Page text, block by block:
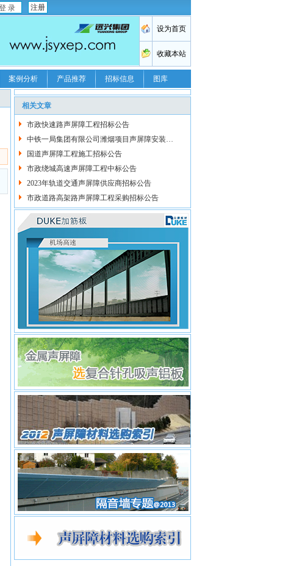
注册
案例分析 产品推荐 招标信息 图库
相关文章
市政快速路声屏障工程招标公告
中铁一局集团有限公司潍烟项目声屏障安装…
国道声屏障工程施工招标公告
市政绕城高速声屏障工程中标公告
2023年轨道交通声屏障供应商招标公告
市政道路高架路声屏障工程采购招标公告